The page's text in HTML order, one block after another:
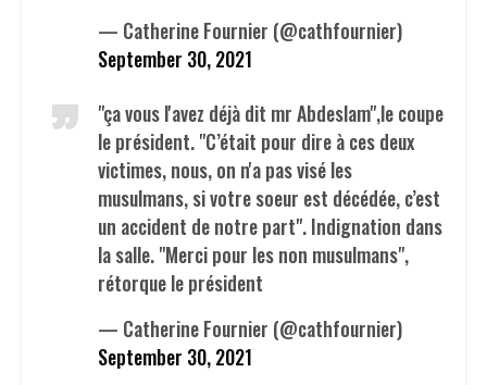
— Catherine Fournier (@cathfournier)
September 30, 2021
"ça vous l'avez déjà dit mr Abdeslam",le coupe
le président. "C’était pour dire à ces deux
victimes, nous, on n'a pas visé les
musulmans, si votre soeur est décédée, c’est
un accident de notre part". Indignation dans
la salle. "Merci pour les non musulmans",
rétorque le président
— Catherine Fournier (@cathfournier)
September 30, 2021